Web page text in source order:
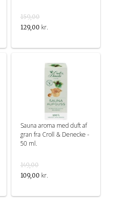
159,00
129,00 kr.
Sauna aroma med duft af
gran fra Croll & Denecke -
50 ml.
149,00
109,00 kr.